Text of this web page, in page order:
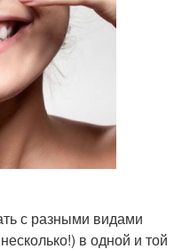
с разными видами
в одной и той